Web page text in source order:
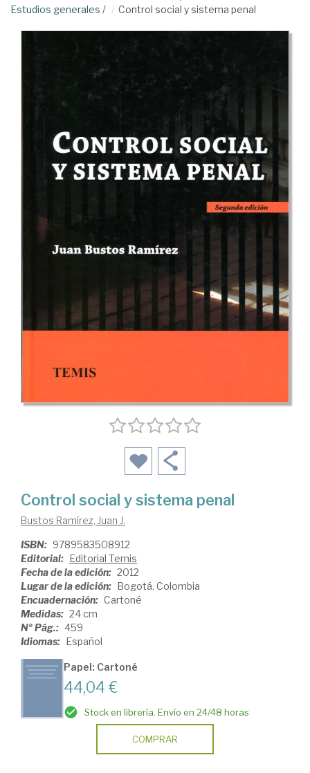
Estudios generales / Control social y sistema penal
Control social y sistema penal
Bustos Ramírez, Juan J.
ISBN: 9789583508912
Editorial: Editorial Temis
Fecha de la edición: 2012
Lugar de la edición: Bogotá. Colombia
Encuadernación: Cartoné
Medidas: 24 cm
Nº Pág.: 459
Idiomas: Español
Papel: Cartoné
44,04 €
Stock en librería. Envío en 24/48 horas
COMPRAR